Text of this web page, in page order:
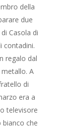
della
due
Casola di
contadini.
regalo dal
A
di
era a
televisore
bianco che